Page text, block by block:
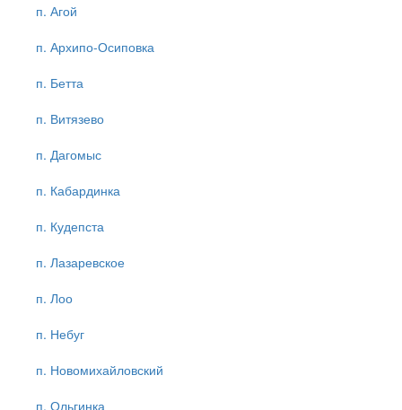
п. Агой
п. Архипо-Осиповка
п. Бетта
п. Витязево
п. Дагомыс
п. Кабардинка
п. Кудепста
п. Лазаревское
п. Лоо
п. Небуг
п. Новомихайловский
п. Ольгинка